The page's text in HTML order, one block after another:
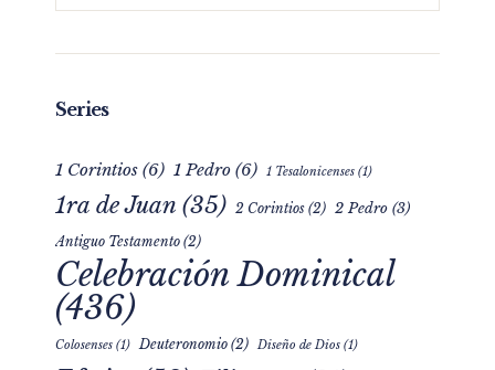
Series
1 Corintios (6) 1 Pedro (6) 1 Tesalonicenses (1)
1ra de Juan (35) 2 Corintios (2) 2 Pedro (3)
Antiguo Testamento (2)
Celebración Dominical
(436)
Colosenses (1) Deuteronomio (2) Diseño de Dios (1)